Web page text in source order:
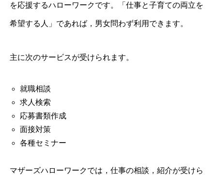
を応援するハローワークです。「仕事と子育ての両立を
希望する人」であれば，男女問わず利用できます。
主に次のサービスが受けられます。
就職相談
求人検索
応募書類作成
面接対策
各種セミナー
マザーズハローワークでは，仕事の相談，紹介が受けら